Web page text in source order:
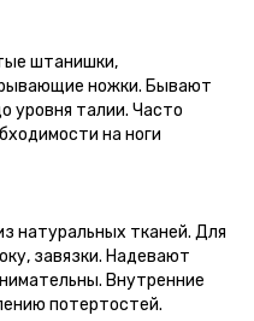
штанишки,
ножки. Бывают
уровня талии. Часто
на ноги
натуральных тканей. Для
завязки. Надевают
Внутренние
потертостей.